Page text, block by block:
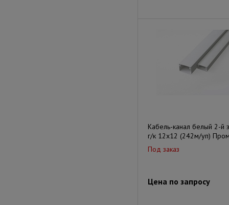
Кабель-канал белый 2-й
г/к 12х12 (242м/уп)
Под заказ
Цена по запросу